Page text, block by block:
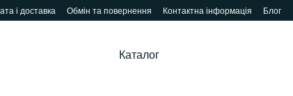
і доставка Обмін та повернення Контактна інформація Блог
Каталог